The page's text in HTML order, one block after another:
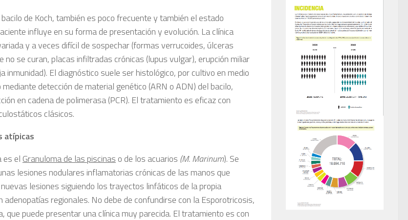
de Koch, también es poco frecuente y también el estado
influye en su forma de presentación y evolución. La clínica
y a veces difícil de sospechar (formas verrucoides, úlceras
no se curan, placas infiltradas crónicas (lupus vulgar), erupción miliar
inmunidad). El diagnóstico suele ser histológico, por cultivo en medio
detección de material genético (ARN o ADN) del bacilo,
en cadena de polimerasa (PCR). El tratamiento es eficaz con
clásicos.
atípicas
es el Granuloma de las piscinas o de los acuarios (M. Marinum). Se
lesiones nodulares inflamatorias crónicas de las manos que
lesiones siguiendo los trayectos linfáticos de la propia
adenopatías regionales. No debe de confundirse con la Esporotricosis,
que puede presentar una clínica muy parecida. El tratamiento es con